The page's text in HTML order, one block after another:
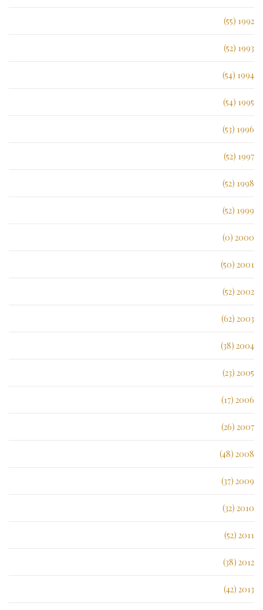
1992 (55)
1993 (52)
1994 (54)
1995 (54)
1996 (53)
1997 (52)
1998 (52)
1999 (52)
2000 (0)
2001 (50)
2002 (52)
2003 (62)
2004 (38)
2005 (23)
2006 (17)
2007 (26)
2008 (48)
2009 (37)
2010 (32)
2011 (52)
2012 (38)
2013 (42)